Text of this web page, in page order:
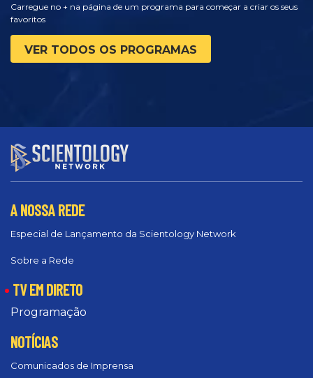
Carregue no + na página de um programa para começar a criar os seus
favoritos
VER TODOS OS PROGRAMAS
A NOSSA REDE
Especial de Lançamento da Scientology Network
Sobre a Rede
TV EM DIRETO
Programação
NOTÍCIAS
Comunicados de Imprensa